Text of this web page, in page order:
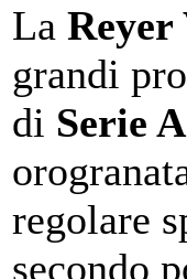
La Reyer
grandi
di Serie
regolare
secondo